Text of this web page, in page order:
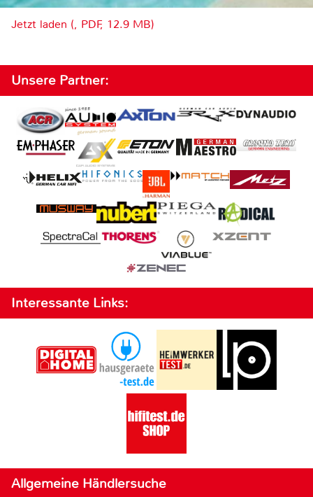
Jetzt laden (, PDF, 12.9 MB)
Unsere Partner:
Interessante Links:
Allgemeine Händlersuche